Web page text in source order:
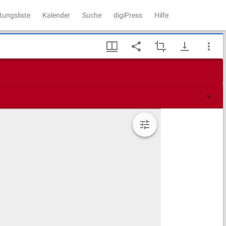
Kalender Suche digiPress Hilfe